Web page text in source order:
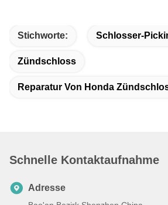
Stichworte: Schlosser-
Zündschloss
Reparatur Von Honda
Schnelle Kontaktaufnahme
Adresse